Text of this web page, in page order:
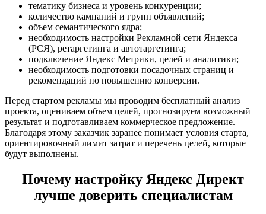
тематику бизнеса и уровень конкуренции;
количество кампаний и групп объявлений;
объем семантического ядра;
необходимость настройки Рекламной сети Яндекса
(РСЯ), ретаргетинга и автотаргетинга;
подключение Яндекс Метрики, целей и аналитики;
необходимость подготовки посадочных страниц и
рекомендаций по повышению конверсии.
Перед стартом рекламы мы проводим бесплатный анализ
проекта, оцениваем объем целей, прогнозируем возможный
результат и подготавливаем коммерческое предложение.
Благодаря этому заказчик заранее понимает условия старта,
ориентировочный лимит затрат и перечень целей, которые
будут выполнены.
Почему настройку Яндекс Директ
лучше доверить специалистам